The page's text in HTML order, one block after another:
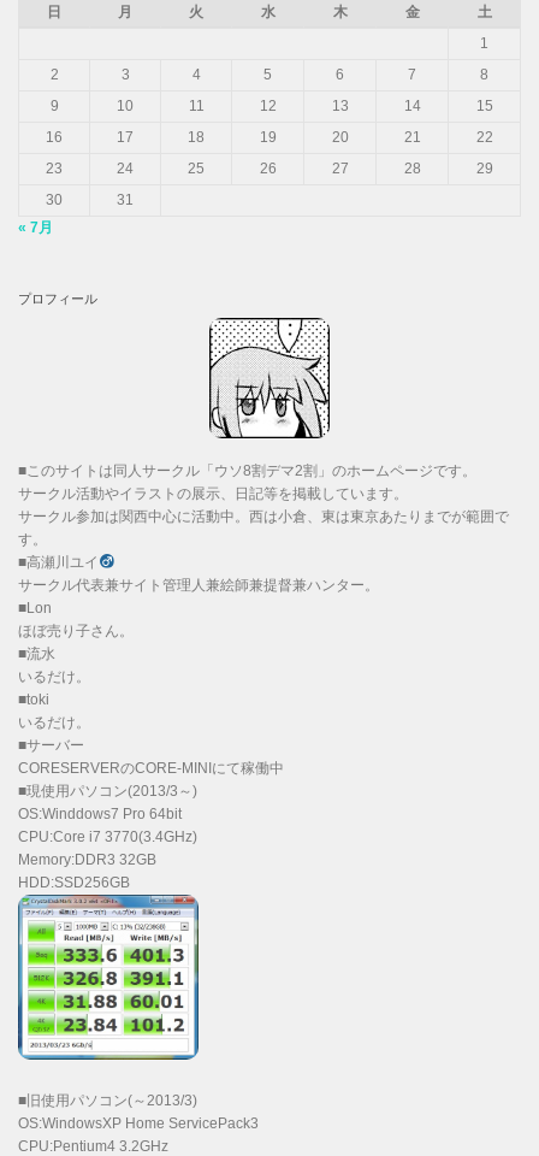
日
月 火 水 木 金
土
1
2
3 4 5 6 7
8
9
10 11 12 13 14
15
16
17 18 19 20 21
22
23
24 25 26 27 28
29
30
31
« 7月
プロフィール
■このサイトは同人サークル「ウソ8割デマ2割」のホームページです。
サークル活動やイラストの展示、日記等を掲載しています。
サークル参加は関西中心に活動中。西は小倉、東は東京あたりまでが範囲で
す。
■高瀬川ユイ
サークル代表兼サイト管理人兼絵師兼提督兼ハンター。
■Lon
ほぼ売り子さん。
■流水
いるだけ。
■toki
いるだけ。
■サーバー
CORESERVERのCORE-MINIにて稼働中
■現使用パソコン(2013/3～)
OS:Winddows7 Pro 64bit
CPU:Core i7 3770(3.4GHz)
Memory:DDR3 32GB
HDD:SSD256GB
■旧使用パソコン(～2013/3)
OS:WindowsXP Home ServicePack3
CPU:Pentium4 3.2GHz